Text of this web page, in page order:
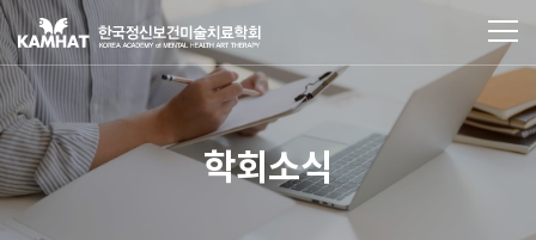
학회소식